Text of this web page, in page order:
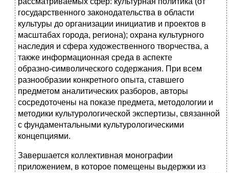
государственного законодательства в области
культуры до организации инициатив и проектов в
масштабах города, региона); охрана культурного
наследия и сфера художественного творчества, а
также информационная среда в аспекте
образно‑символического содержания. При всем
разнообразии конкретного опыта, ставшего
предметом аналитических разборов, авторы
сосредоточены на показе предмета, методологии и
методики культурологической экспертизы, связанной
с фундаментальными культурологическими
концепциями.
Завершается коллективная монографии
приложением, в которое помещены выдержки из